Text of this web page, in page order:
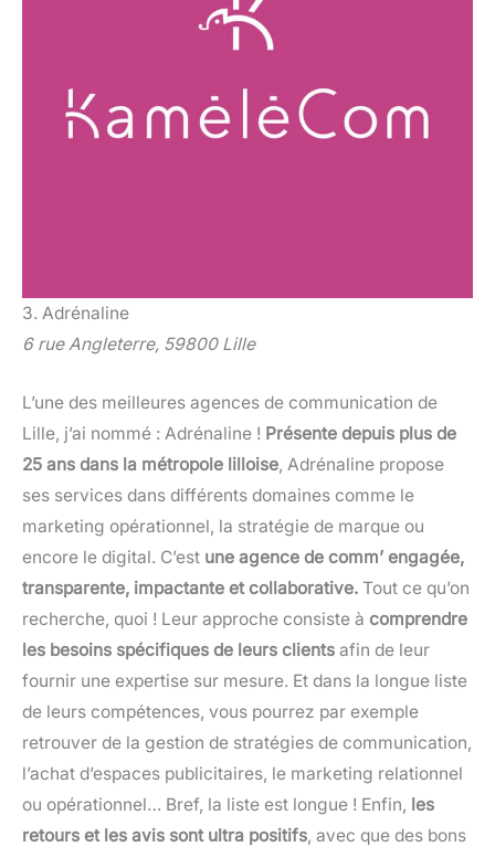
3. Adrénaline
6 rue Angleterre, 59800 Lille
L’une des meilleures agences de communication de
Lille, j’ai nommé : Adrénaline ! Présente depuis plus de
25 ans dans la métropole lilloise, Adrénaline propose
ses services dans différents domaines comme le
marketing opérationnel, la stratégie de marque ou
encore le digital. C’est une agence de comm’ engagée,
transparente, impactante et collaborative. Tout ce qu’on
recherche, quoi ! Leur approche consiste à comprendre
les besoins spécifiques de leurs clients afin de leur
fournir une expertise sur mesure. Et dans la longue liste
de leurs compétences, vous pourrez par exemple
retrouver de la gestion de stratégies de communication,
l’achat d’espaces publicitaires, le marketing relationnel
ou opérationnel… Bref, la liste est longue ! Enfin, les
retours et les avis sont ultra positifs, avec que des bons